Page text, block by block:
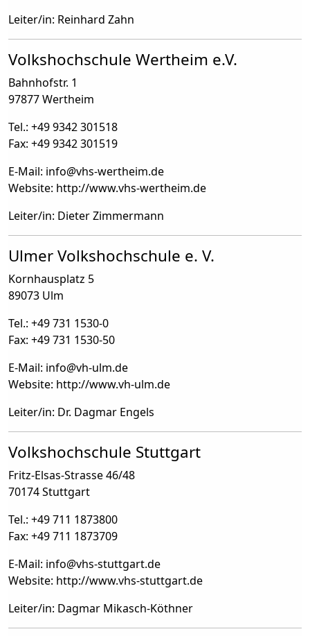
Leiter/in: Reinhard Zahn
Volkshochschule Wertheim e.V.
Bahnhofstr. 1
97877 Wertheim
Tel.: +49 9342 301518
Fax: +49 9342 301519
E-Mail: info@vhs-wertheim.de
Website: http://www.vhs-wertheim.de
Leiter/in: Dieter Zimmermann
Ulmer Volkshochschule e. V.
Kornhausplatz 5
89073 Ulm
Tel.: +49 731 1530-0
Fax: +49 731 1530-50
E-Mail: info@vh-ulm.de
Website: http://www.vh-ulm.de
Leiter/in: Dr. Dagmar Engels
Volkshochschule Stuttgart
Fritz-Elsas-Strasse 46/48
70174 Stuttgart
Tel.: +49 711 1873800
Fax: +49 711 1873709
E-Mail: info@vhs-stuttgart.de
Website: http://www.vhs-stuttgart.de
Leiter/in: Dagmar Mikasch-Köthner